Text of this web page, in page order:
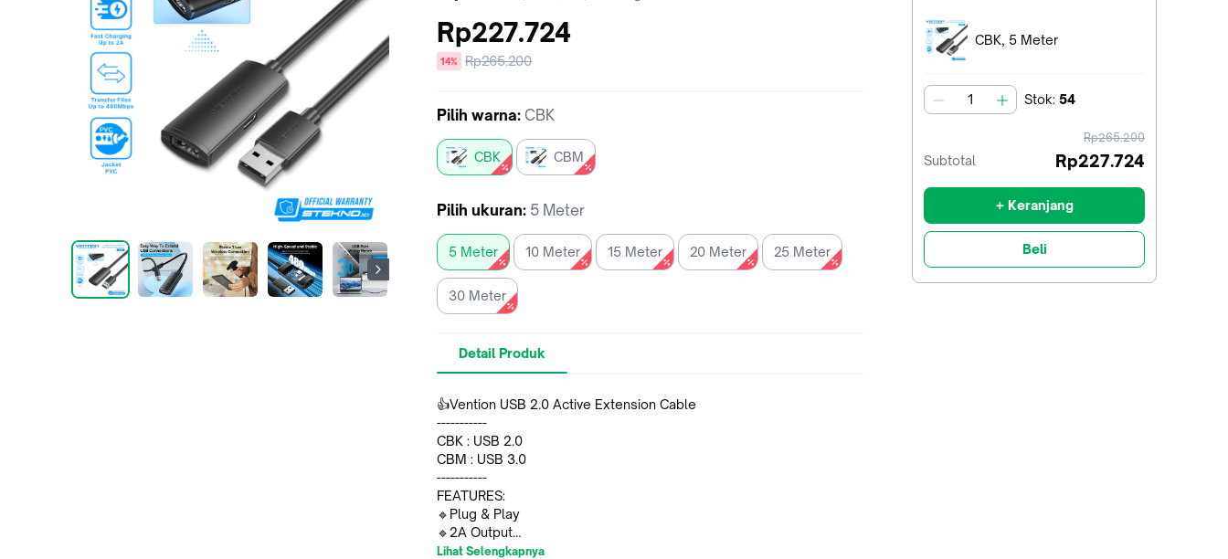
Terpilih:
CBK, 5 Meter
jumlah Stok: 54
harga
sebelum
Rp265.200
Subtotal Rp227.724
+ Keranjang
Beli
Rp227.724
diskon
14%
Harga
Rp265.200
Pilih warna: CBK
CBK CBM
Pilih ukuran: 5 Meter
5 Meter 10 Meter 15 Meter 20 Meter 25 Meter
30 Meter
Detail Produk
👍Vention USB 2.0 Active Extension Cable
-----------
CBK : USB 2.0
CBM : USB 3.0
-----------
FEATURES:
🔹Plug & Play
🔹2A Output
🔹Universal USB Compability)
Lihat Selengkapnya